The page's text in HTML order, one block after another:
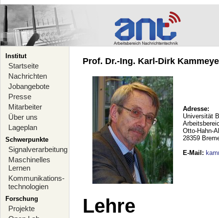
Institut
Startseite
Nachrichten
Jobangebote
Presse
Mitarbeiter
Über uns
Lageplan
Schwerpunkte
Signalverarbeitung
Maschinelles
Lernen
Kommunikations-
technologien
Forschung
Projekte
Prof. Dr.-Ing. Karl-Dirk
Adresse:
Universität
Otto-Hahn-
28359
E-Mail :
Lehre